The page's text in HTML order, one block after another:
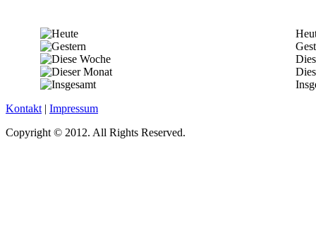
Kontakt | Impressum
Copyright © 2012. All Rights Reserved.